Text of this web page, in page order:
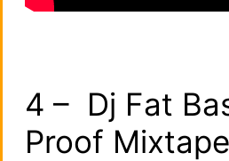
4 – Dj Fat
Proof